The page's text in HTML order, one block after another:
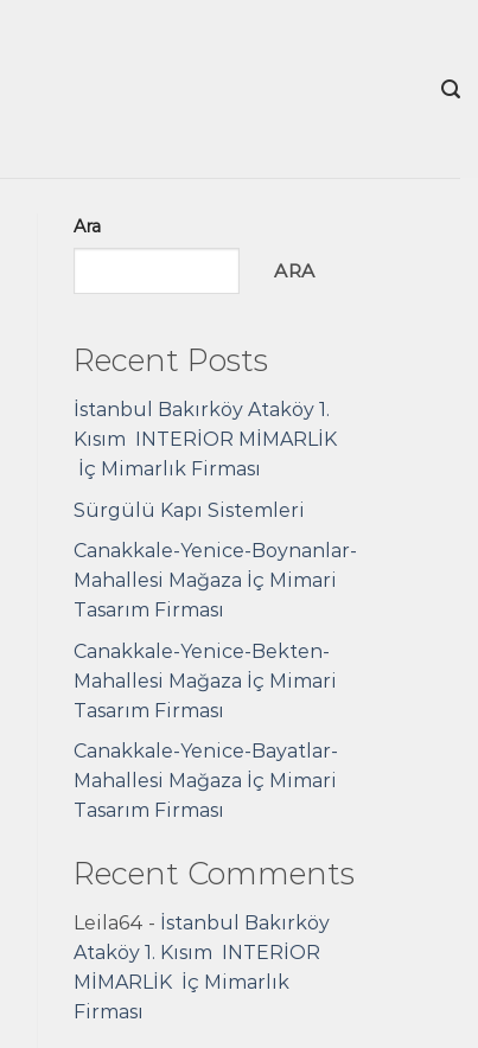
Ara
ARA
Recent Posts
İstanbul Bakırköy Ataköy 1.
Kısım INTERİOR MİMARLİK
İç Mimarlık Firması
Sürgülü Kapı Sistemleri
Canakkale-Yenice-Boynanlar-
Mahallesi Mağaza İç Mimari
Tasarım Firması
Canakkale-Yenice-Bekten-
Mahallesi Mağaza İç Mimari
Tasarım Firması
Canakkale-Yenice-Bayatlar-
Mahallesi Mağaza İç Mimari
Tasarım Firması
Recent Comments
Leila64 - İstanbul Bakırköy
Ataköy 1. Kısım INTERİOR
MİMARLİK İç Mimarlık
Firması